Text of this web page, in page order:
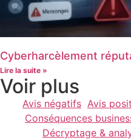
Cyberharcèlement
Lire la suite »
Voir plus
Avis négatifs Avis
Conséquences
Décryptage &